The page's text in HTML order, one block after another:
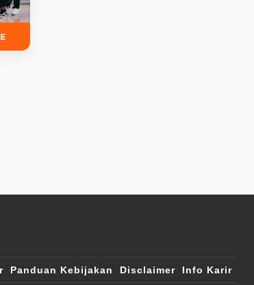
Panduan Kebijakan Disclaimer Info Karir